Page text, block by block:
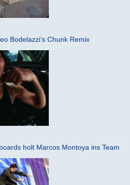
Bodelazzi’s Chunk Remix
holt Marcos Montoya ins Team